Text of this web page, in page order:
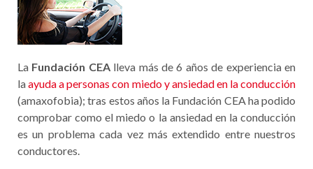
La Fundación CEAlleva más de 6 años de experiencia en
laayuda a personas con miedo y ansiedad en la conducción
(amaxofobia); tras estos años la Fundación CEA ha podido
comprobar como el miedo o la ansiedad en la conducción
es un problema cada vez más extendido entre nuestros
conductores.